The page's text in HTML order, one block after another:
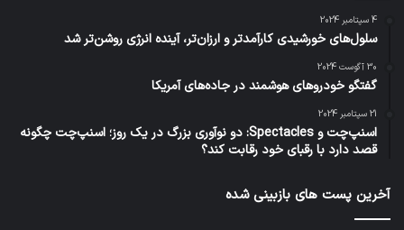
4 سپتامبر 2024
سلول‌های خورشیدی کارآمدتر و ارزان‌تر، آینده انرژی روشن‌تر شد
30 آگوست 2024
گفتگو خودروهای هوشمند در جاده‌های آمریکا
21 سپتامبر 2024
اسنپ‌چت و Spectacles: دو نوآوری بزرگ در یک روز؛ اسنپ‌چت چگونه
قصد دارد با رقبای خود رقابت کند؟
آخرین پست های بازبینی شده